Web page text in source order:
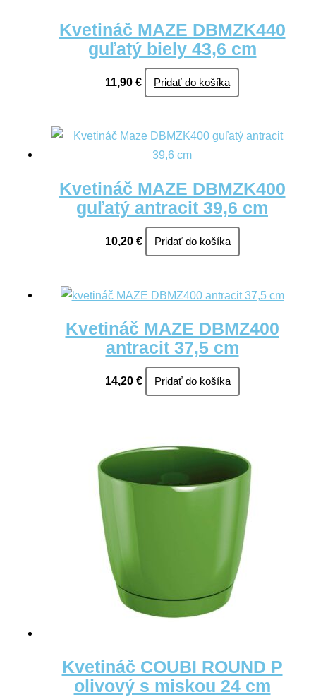
Kvetináč MAZE DBMZK440
guľatý biely 43,6 cm
11,90 € Pridať do košíka
Kvetináč MAZE DBMZK400
guľatý antracit 39,6 cm
10,20 € Pridať do košíka
Kvetináč MAZE DBMZ400
antracit 37,5 cm
14,20 € Pridať do košíka
Kvetináč COUBI ROUND P
olivový s miskou 24 cm